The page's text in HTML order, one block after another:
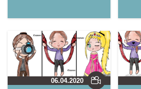
06.04.2020